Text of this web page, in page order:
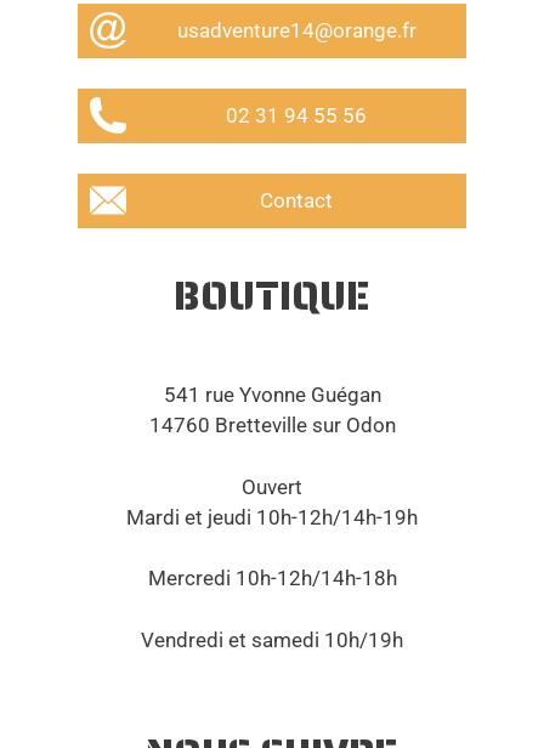
usadventure14@orange.fr
02 31 94 55 56
Contact
BOUTIQUE
541 rue Yvonne Guégan
14760 Bretteville sur Odon
Ouvert
Mardi et jeudi 10h-12h/14h-19h
Mercredi 10h-12h/14h-18h
Vendredi et samedi 10h/19h